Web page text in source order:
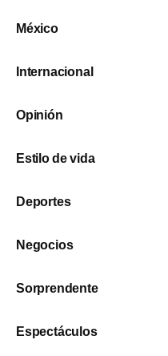
México
Internacional
Opinión
Estilo de vida
Deportes
Negocios
Sorprendente
Espectáculos